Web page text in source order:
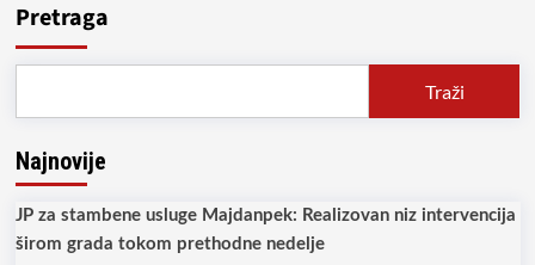
kineske
Pretraga
Traži
Najnovije
JP za stambene usluge Majdanpek: Realizovan niz intervencija
širom grada tokom prethodne nedelje